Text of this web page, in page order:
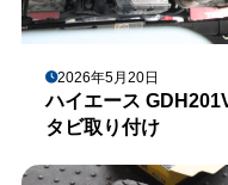
2026年5月20日
ハイエース
タビ取り付け